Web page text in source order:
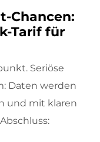
Chancen:
Tarif für
Seriöse
Daten werden
und mit klaren